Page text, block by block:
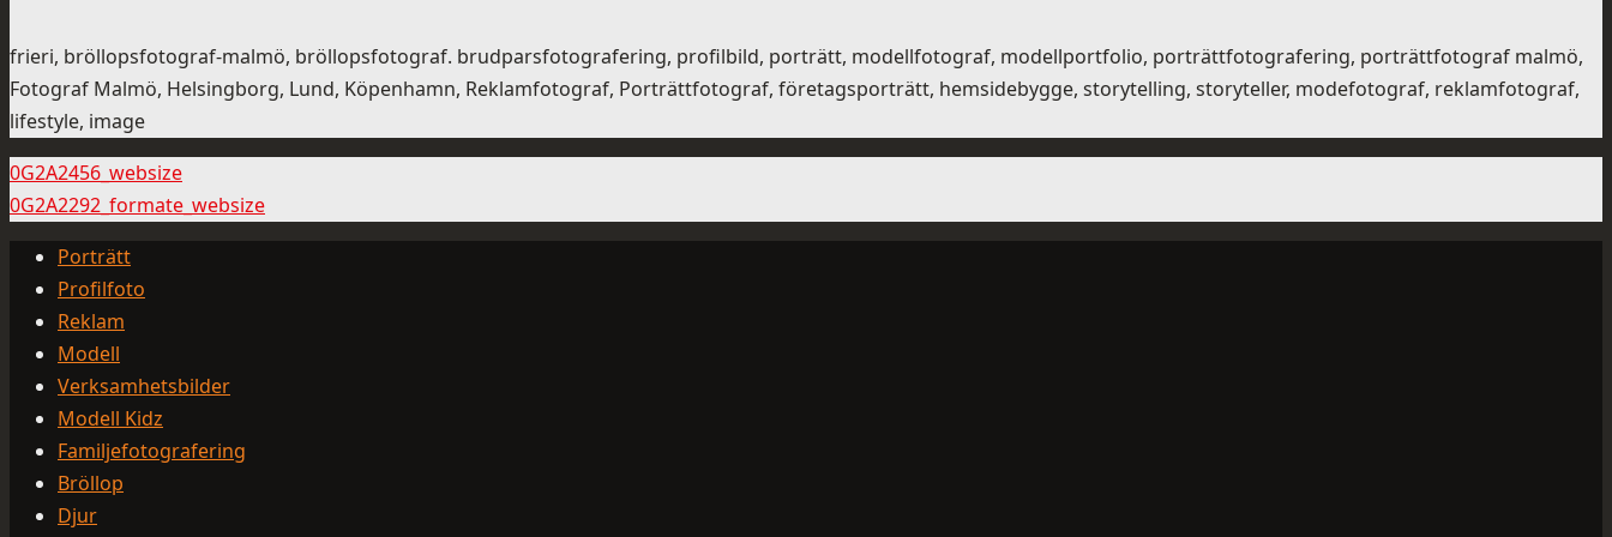
frieri, bröllopsfotograf-malmö, bröllopsfotograf. brudparsfotografering, profilbild, porträtt, modellfotograf, modellportfolio, porträttfotografering, porträttfotograf malmö,
Fotograf Malmö, Helsingborg, Lund, Köpenhamn, Reklamfotograf, Porträttfotograf, företagsporträtt, hemsidebygge, storytelling, storyteller, modefotograf, reklamfotograf,
lifestyle, image
0G2A2456_websize
0G2A2292_formate_websize
Porträtt
Profilfoto
Reklam
Modell
Verksamhetsbilder
Modell Kidz
Familjefotografering
Bröllop
Djur